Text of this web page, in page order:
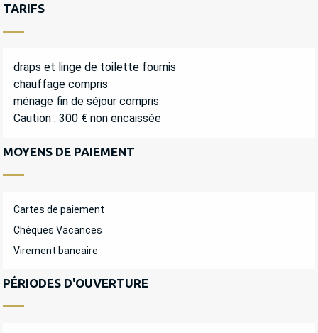
TARIFS
draps et linge de toilette fournis
chauffage compris
ménage fin de séjour compris
Caution : 300 € non encaissée
MOYENS DE PAIEMENT
Cartes de paiement
Chèques Vacances
Virement bancaire
PÉRIODES D'OUVERTURE